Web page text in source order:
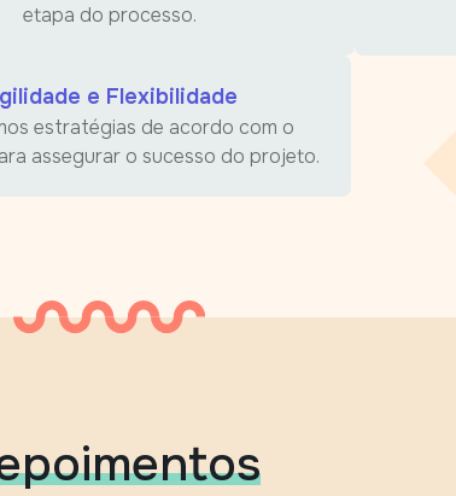
etapa do processo.
e Flexibilidade
estratégias de acordo com o
assegurar o sucesso do projeto.